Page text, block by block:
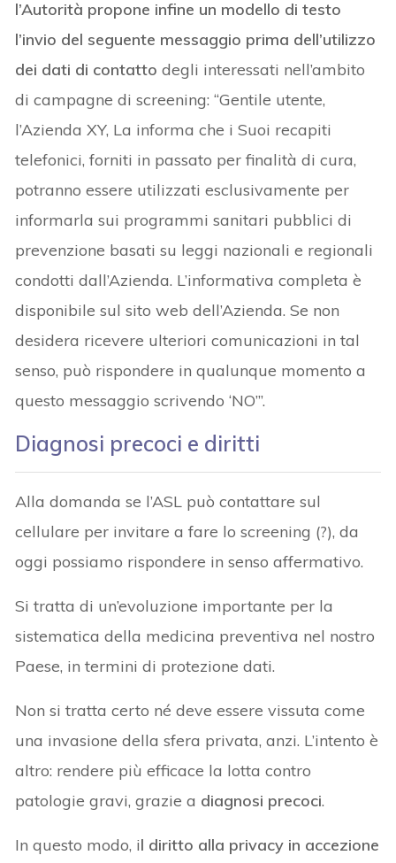
l’Autorità propone infine un modello di testo
l’invio del seguente messaggio prima dell’utilizzo
dei dati di contatto degli interessati nell’ambito
di campagne di screening: “Gentile utente,
l’Azienda XY, La informa che i Suoi recapiti
telefonici, forniti in passato per finalità di cura,
potranno essere utilizzati esclusivamente per
informarla sui programmi sanitari pubblici di
prevenzione basati su leggi nazionali e regionali
condotti dall’Azienda. L’informativa completa è
disponibile sul sito web dell’Azienda. Se non
desidera ricevere ulteriori comunicazioni in tal
senso, può rispondere in qualunque momento a
questo messaggio scrivendo ‘NO’”.
Diagnosi precoci e diritti
Alla domanda se l’ASL può contattare sul
cellulare per invitare a fare lo screening (?), da
oggi possiamo rispondere in senso affermativo.
Si tratta di un’evoluzione importante per la
sistematica della medicina preventiva nel nostro
Paese, in termini di protezione dati.
Non si tratta certo né deve essere vissuta come
una invasione della sfera privata, anzi. L’intento è
altro: rendere più efficace la lotta contro
patologie gravi, grazie a diagnosi precoci.
In questo modo, il diritto alla privacy in accezione